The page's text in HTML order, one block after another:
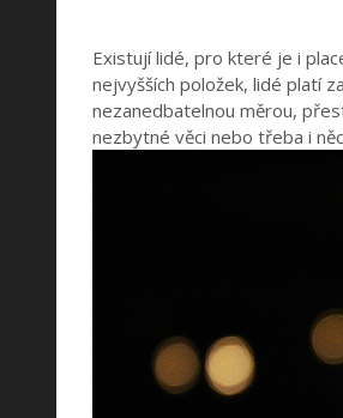
Existují lidé, pro které je i
nejvyšších položek, lidé platí
nezanedbatelnou měrou,
nezbytné věci nebo třeba i